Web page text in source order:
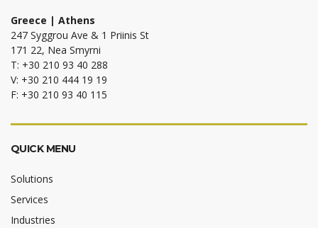
Greece | Athens
247 Syggrou Ave & 1 Priinis St
171 22, Nea Smyrni
T: +30 210 93 40 288
V: +30 210 444 19 19
F: +30 210 93 40 115
QUICK MENU
Solutions
Services
Industries